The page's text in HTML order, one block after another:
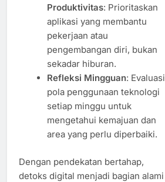
Produktivitas: Prioritaskan
aplikasi yang membantu
pekerjaan atau
pengembangan diri, bukan
sekadar hiburan.
Refleksi Mingguan: Evaluasi
pola penggunaan teknologi
setiap minggu untuk
mengetahui kemajuan dan
area yang perlu diperbaiki.
Dengan pendekatan bertahap,
detoks digital menjadi bagian alami